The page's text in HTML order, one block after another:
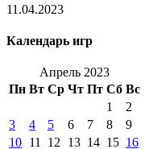
11.04.2023
Календарь игр
Апрель 2023
Пн Вт Ср Чт Пт Сб Вс
1
2
3
4 5 6 7 8
9
10 11 12 13 14 15 16